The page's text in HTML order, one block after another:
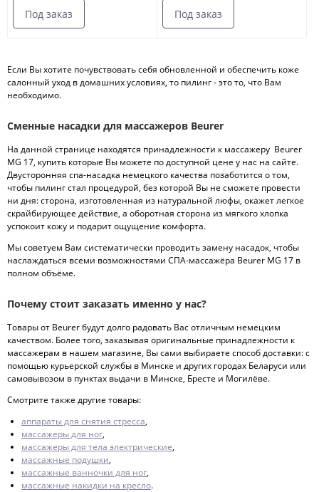
Под заказ Под заказ
Если Вы хотите почувствовать себя обновленной и обеспечить коже
салонный уход в домашних условиях, то пилинг - это то, что Вам
необходимо.
Сменные насадки для массажеров Beurer
На данной странице находятся принадлежности к массажеру Beurer
MG 17, купить которые Вы можете по доступной цене у нас на сайте.
Двусторонняя спа-насадка немецкого качества позаботится о том,
чтобы пилинг стал процедурой, без которой Вы не сможете провести
ни дня: сторона, изготовленная из натуральной люфы, окажет легкое
скрайбирующее действие, а оборотная сторона из мягкого хлопка
успокоит кожу и подарит ощущение комфорта.
Мы советуем Вам систематически проводить замену насадок, чтобы
наслаждаться всеми возможностями СПА-массажёра Beurer MG 17 в
полном объёме.
Почему стоит заказать именно у нас?
Товары от Beurer будут долго радовать Вас отличным немецким
качеством. Более того, заказывая оригинальные принадлежности к
массажерам в нашем магазине, Вы сами выбираете способ доставки: с
помощью курьерской службы в Минске и других городах Беларуси или
самовывозом в пунктах выдачи в Минске, Бресте и Могилёве.
Смотрите также другие товары:
аппараты для снятия стресса,
массажеры для ног,
массажеры для тела электрические,
массажные подушки,
массажные ванночки для ног,
массажные накидки на кресло.